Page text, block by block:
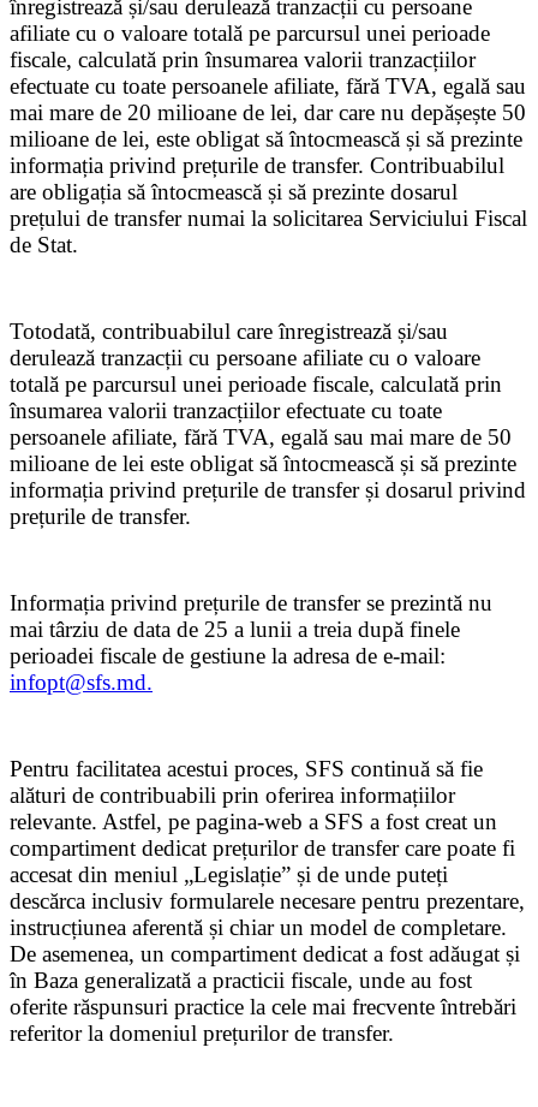
înregistrează și/sau derulează tranzacții cu persoane
afiliate cu o valoare totală pe parcursul unei perioade
fiscale, calculată prin însumarea valorii tranzacțiilor
efectuate cu toate persoanele afiliate, fără TVA, egală sau
mai mare de 20 milioane de lei, dar care nu depășește 50
milioane de lei, este obligat să întocmească și să prezinte
informația privind prețurile de transfer. Contribuabilul
are obligația să întocmească și să prezinte dosarul
prețului de transfer numai la solicitarea Serviciului Fiscal
de Stat.
Totodată, contribuabilul care înregistrează și/sau
derulează tranzacții cu persoane afiliate cu o valoare
totală pe parcursul unei perioade fiscale, calculată prin
însumarea valorii tranzacțiilor efectuate cu toate
persoanele afiliate, fără TVA, egală sau mai mare de 50
milioane de lei este obligat să întocmească și să prezinte
informația privind prețurile de transfer și dosarul privind
prețurile de transfer.
Informația privind prețurile de transfer se prezintă nu
mai târziu de data de 25 a lunii a treia după finele
perioadei fiscale de gestiune la adresa de e-mail:
infopt@sfs.md.
Pentru facilitatea acestui proces, SFS continuă să fie
alături de contribuabili prin oferirea informațiilor
relevante. Astfel, pe pagina-web a SFS a fost creat un
compartiment dedicat prețurilor de transfer care poate fi
accesat din meniul „Legislație” și de unde puteți
descărca inclusiv formularele necesare pentru prezentare,
instrucțiunea aferentă și chiar un model de completare.
De asemenea, un compartiment dedicat a fost adăugat și
în Baza generalizată a practicii fiscale, unde au fost
oferite răspunsuri practice la cele mai frecvente întrebări
referitor la domeniul prețurilor de transfer.